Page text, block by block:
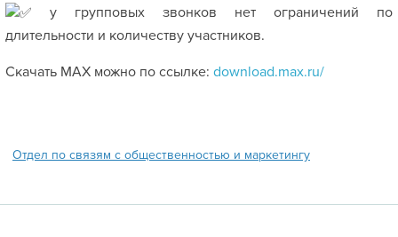
у групповых звонков нет ограничений по
длительности и количеству участников.
Скачать МАХ можно по ссылке: download.max.ru/
Отдел по связям с общественностью и маркетингу